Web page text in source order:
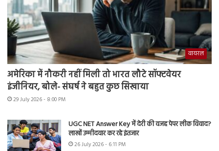
वायरल
अमेरिका में नौकरी नहीं मिली तो भारत लौटे सॉफ्टवेयर
इंजीनियर, बोले- संघर्ष ने बहुत कुछ सिखाया
29 July 2026 - 8:00 PM
UGC NET Answer Key में देरी की वजह पेपर लीक विवाद?
लाखों उम्मीदवार कर रहे इंतजार
26 July 2026 - 6:11 PM